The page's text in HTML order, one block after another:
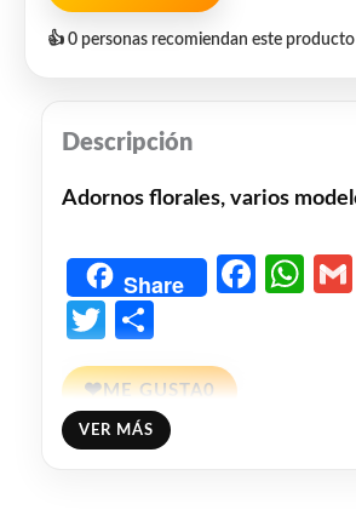
👍 0 personas recomiendan este producto
Descripción
Adornos florales, varios
Share
Twitter
❤ME GUSTA0
👍 0 personas recomiendan este
VER MÁS